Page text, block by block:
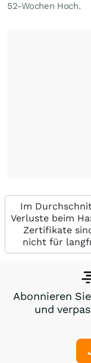
52-Wochen Hoch.
Im
Verluste beim
Zertifikate
nicht für
Abonnieren
und